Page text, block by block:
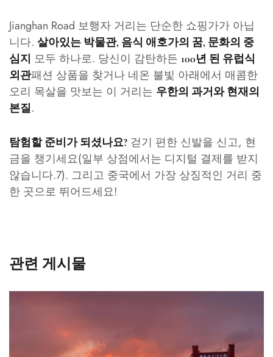
Jianghan Road 보행자 거리는 단순한 쇼핑가가 아닙
니다. 살아있는 박물관, 음식 애호가의 꿈, 문화의 중
심지 모두 하나로. 당신이 감탄하든 100년 된 유럽식
외관패션 상품을 찾거나 네온 불빛 아래에서 매콤한
오리 목살을 맛보는 이 거리는 우한의 과거와 현재의
본질.
탐험할 준비가 되셨나요? 걷기 편한 신발을 신고, 현
금을 챙기세요(일부 상점에서는 디지털 결제를 받지
않습니다.7). 그리고 중국에서 가장 상징적인 거리 중
한 곳으로 뛰어드세요!
관련 게시물